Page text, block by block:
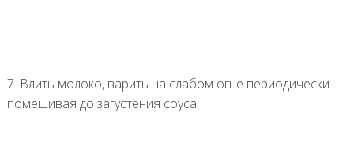
7. Влить молоко, варить на слабом огне периодически
помешивая до загустения соуса.